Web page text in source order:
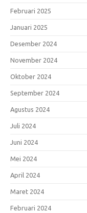
Februari 2025
Januari 2025
Desember 2024
November 2024
Oktober 2024
September 2024
Agustus 2024
Juli 2024
Juni 2024
Mei 2024
April 2024
Maret 2024
Februari 2024